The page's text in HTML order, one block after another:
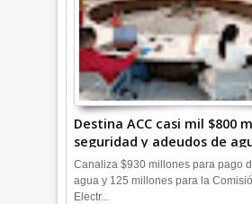
Destina ACC casi mil $800
seguridad y adeudos de
+Video
Canaliza $930 millones para pago
agua y 125 millones para la
Electr...